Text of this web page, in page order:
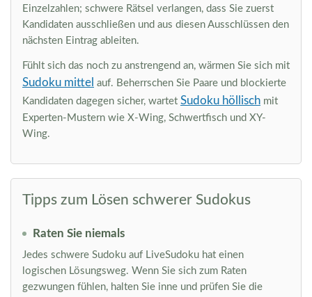
Einzelzahlen; schwere Rätsel verlangen, dass Sie zuerst
Kandidaten ausschließen und aus diesen Ausschlüssen den
nächsten Eintrag ableiten.
Fühlt sich das noch zu anstrengend an, wärmen Sie sich mit
Sudoku mittel auf. Beherrschen Sie Paare und blockierte
Kandidaten dagegen sicher, wartet Sudoku höllisch mit
Experten-Mustern wie X-Wing, Schwertfisch und XY-
Wing.
Tipps zum Lösen schwerer Sudokus
Raten Sie niemals
Jedes schwere Sudoku auf LiveSudoku hat einen
logischen Lösungsweg. Wenn Sie sich zum Raten
gezwungen fühlen, halten Sie inne und prüfen Sie die